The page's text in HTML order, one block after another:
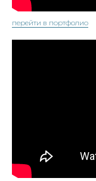
перейти в портфолио